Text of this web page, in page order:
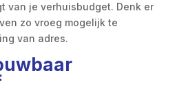
van je verhuisbudget. Denk er
zo vroeg mogelijk te
van adres.